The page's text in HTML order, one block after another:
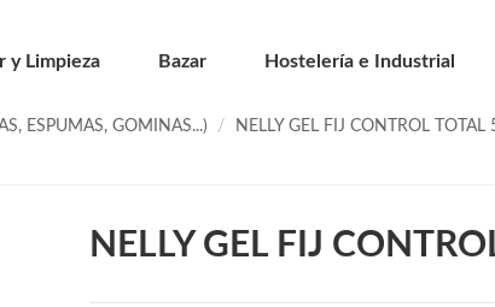
y Limpieza Bazar Hostelería e Industrial
ESPUMAS, GOMINAS...) NELLY GEL FIJ CONTROL TOTAL
NELLY GEL FIJ